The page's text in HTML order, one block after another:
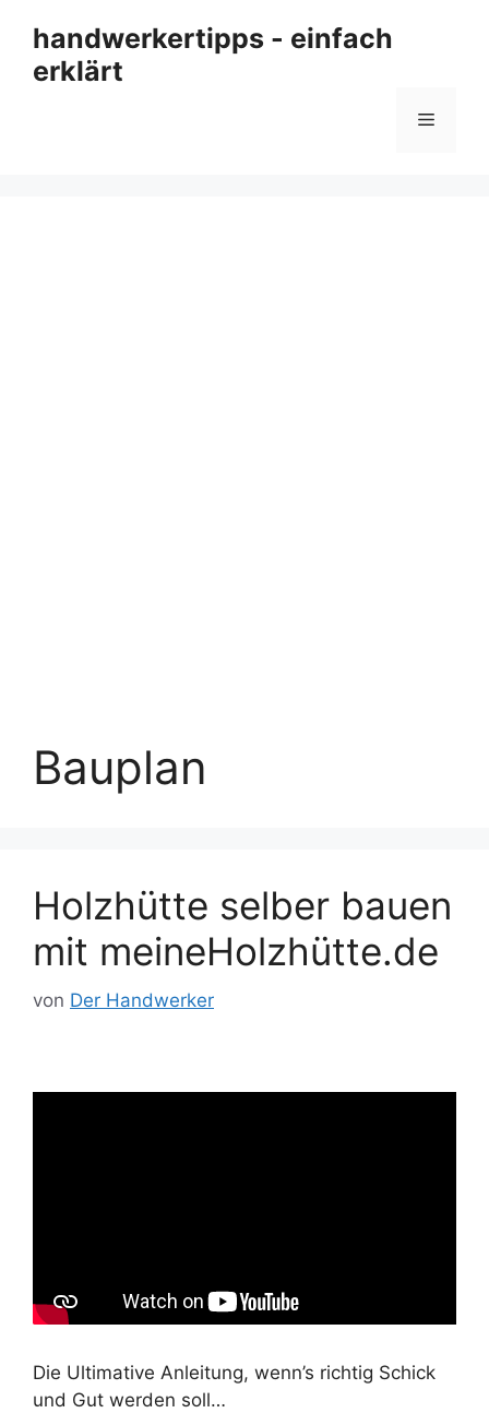
Inhalt
springen
handwerkertipps - einfach
erklärt
Menü
Bauplan
Holzhütte selber bauen
mit meineHolzhütte.de
von Der Handwerker
Die Ultimative Anleitung, wenn’s richtig Schick
und Gut werden soll…